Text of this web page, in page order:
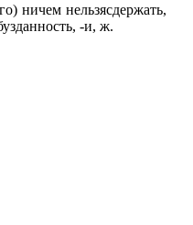
ничем нельзясдержать,
-и, ж.